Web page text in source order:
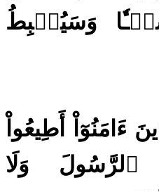
وَسَيُحۡبِطُ
ءَامَنُوٓاْ أَطِيعُواْ
ٱلرَّسُولَ وَلَا